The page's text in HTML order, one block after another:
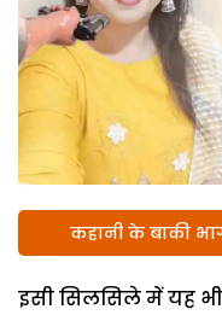
कहानी के बाकी
इसी सिलसिले में यह